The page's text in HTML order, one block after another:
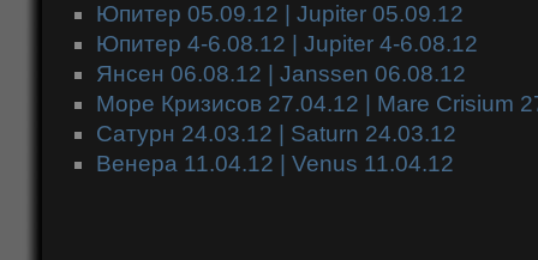
Юпитер 05.09.12 | Jupiter 05.09.12
Юпитер 4-6.08.12 | Jupiter 4-6.08.12
Янсен 06.08.12 | Janssen 06.08.12
Море Кризисов 27.04.12 | Mare Crisium
Сатурн 24.03.12 | Saturn 24.03.12
Венера 11.04.12 | Venus 11.04.12